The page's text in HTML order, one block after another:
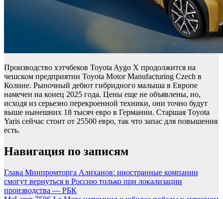
Производство хэтчбеков Toyota Aygo X продолжится на
чешском предприятии Toyota Motor Manufacturing Czech в
Колине. Рыночный дебют гибридного малыша в Европе
намечен на конец 2025 года. Цены еще не объявлены, но,
исходя из серьезно перекроенной техники, они точно будут
выше нынешних 18 тысяч евро в Германии. Старшая Toyota
Yaris сейчас стоит от 25500 евро, так что запас для повышения
есть.
Навигация по записям
Глава Минпромторга Алиханов: иностранные компании
смогут вернуться в Россию только при локализации
производства — РБК